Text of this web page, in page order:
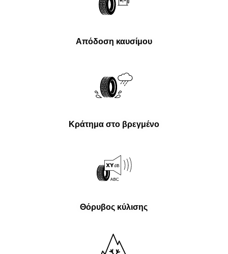
Απόδοση καυσίμου
Κράτημα στο βρεγμένο
Θόρυβος κύλισης